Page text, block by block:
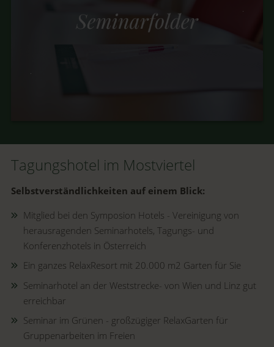
Tagungshotel im Mostviertel
Selbstverständlichkeiten auf einem Blick:
Mitglied bei den Symposion Hotels - Vereinigung von
herausragenden Seminarhotels, Tagungs- und
Konferenzhotels in Österreich
Ein ganzes RelaxResort mit 20.000 m2 Garten für Sie
Seminarhotel an der Weststrecke- von Wien und Linz gut
erreichbar
Seminar im Grünen - großzügiger RelaxGarten für
Gruppenarbeiten im Freien